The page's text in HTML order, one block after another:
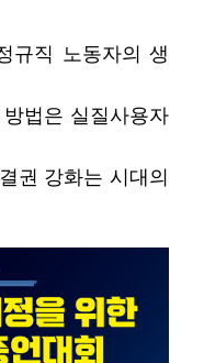
규직 노동자의 생
법은 실질사용자
권 강화는 시대의